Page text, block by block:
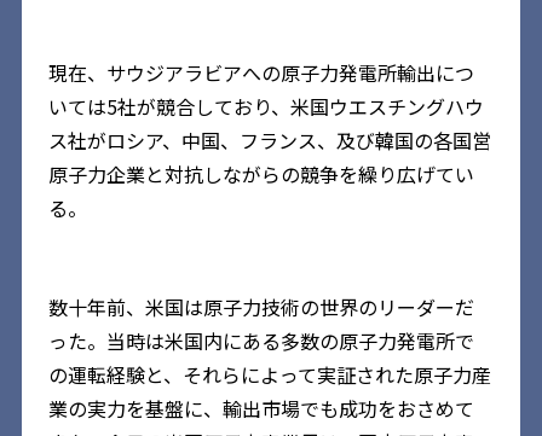
現在、サウジアラビアへの原子力発電所輸出につ
いては5社が競合しており、米国ウエスチングハウ
ス社がロシア、中国、フランス、及び韓国の各国営
原子力企業と対抗しながらの競争を繰り広げてい
る。
数十年前、米国は原子力技術の世界のリーダーだ
った。当時は米国内にある多数の原子力発電所で
の運転経験と、それらによって実証された原子力産
業の実力を基盤に、輸出市場でも成功をおさめて